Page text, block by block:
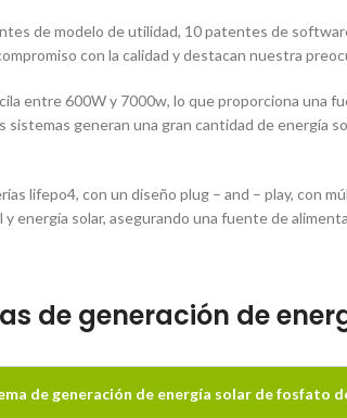
de modelo de utilidad, 10 patentes de
con la calidad y destacan nuestra
entre 600W y 7000w, lo que proporciona una
generan una gran cantidad de energía
lifepo4, con un diseño plug – and – play, con
energía solar, asegurando una fuente de
de generación de
de generación de energía solar de fosfato